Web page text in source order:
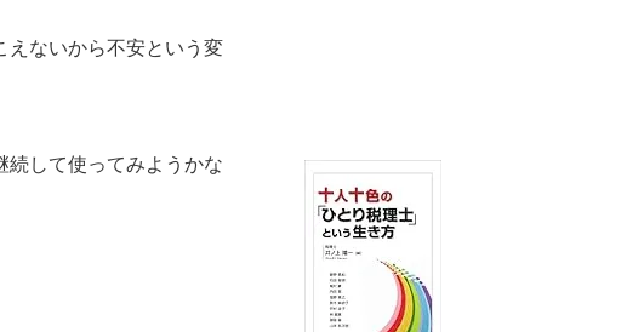
えないから不安という変
続して使ってみようかな